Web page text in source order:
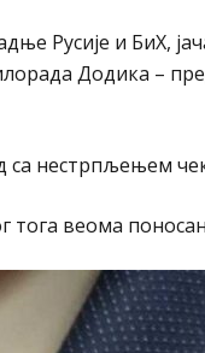
Русије и БиХ,
Додика –
са нестрпљењем
тога веома